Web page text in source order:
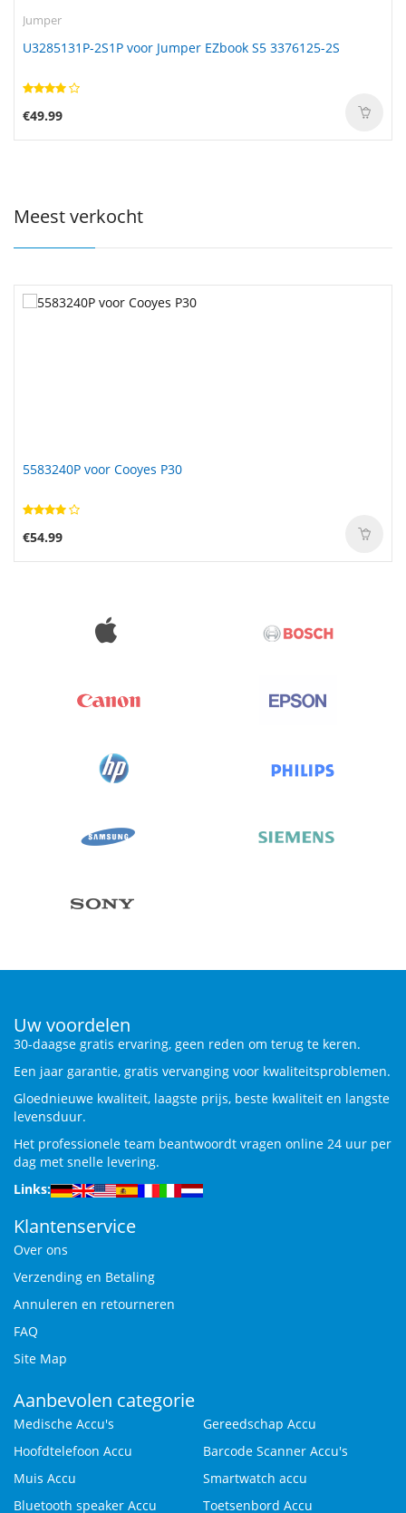
Jumper
U3285131P-2S1P voor Jumper EZbook S5 3376125-2S
€49.99
Meest verkocht
5583240P voor Cooyes P30
€54.99
Uw voordelen
30-daagse gratis ervaring, geen reden om terug te keren.
Een jaar garantie, gratis vervanging voor kwaliteitsproblemen.
Gloednieuwe kwaliteit, laagste prijs, beste kwaliteit en langste
levensduur.
Het professionele team beantwoordt vragen online 24 uur per
dag met snelle levering.
Links:
Klantenservice
Over ons
Verzending en Betaling
Annuleren en retourneren
FAQ
Site Map
Aanbevolen categorie
Medische Accu's
Gereedschap Accu
Hoofdtelefoon Accu
Barcode Scanner Accu's
Muis Accu
Smartwatch accu
Bluetooth speaker Accu
Toetsenbord Accu